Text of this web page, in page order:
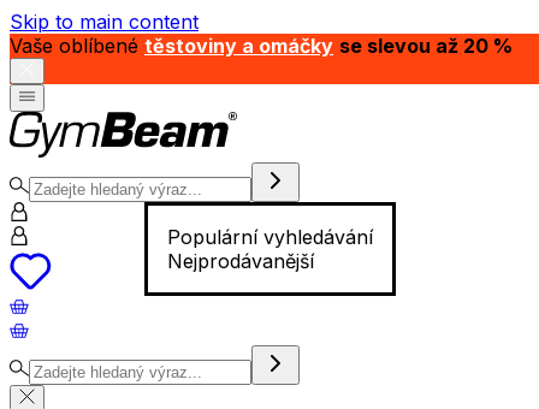
Skip to main content
Vaše oblíbené těstoviny a omáčky se slevou až 20 %
Populární vyhledávání
Nejprodávanější